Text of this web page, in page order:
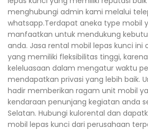
menghubungi admin kami melalui
whatsapp.Terdapat aneka type mobil
manfaatkan untuk mendukung
anda. Jasa rental mobil lepas kunci ini
yang memiliki fleksibilitas tinggi,
keleluasaan dalam mengatur waktu
mendapatkan privasi yang lebih baik.
hadir memberikan ragam unit mobil
kendaraan penunjang kegiatan anda
Selatan. Hubungi kulorental dan
mobil lepas kunci dari perusahaan